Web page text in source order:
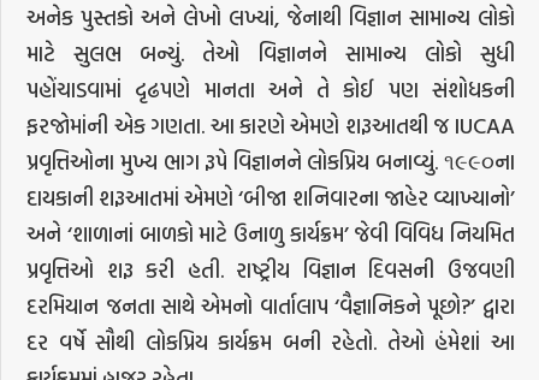
અનેક પુસ્તકો અને લેખો લખ્યાં, જેનાથી વિજ્ઞાન સામાન્ય લોકો
માટે સુલભ બન્યું. તેઓ વિજ્ઞાનને સામાન્ય લોકો સુધી
પહોંચાડવામાં દૃઢપણે માનતા અને તે કોઈ પણ સંશોધકની
ફરજોમાંની એક ગણતા. આ કારણે એમણે શરૂઆતથી જ IUCAA
પ્રવૃત્તિઓના મુખ્ય ભાગ રૂપે વિજ્ઞાનને લોકપ્રિય બનાવ્યું. ૧૯૯૦ના
દાયકાની શરૂઆતમાં એમણે ‘બીજા શનિવારના જાહેર વ્યાખ્યાનો’
અને ‘શાળાનાં બાળકો માટે ઉનાળુ કાર્યક્રમ’ જેવી વિવિધ નિયમિત
પ્રવૃત્તિઓ શરૂ કરી હતી. રાષ્ટ્રીય વિજ્ઞાન દિવસની ઉજવણી
દરમિયાન જનતા સાથે એમનો વાર્તાલાપ ‘વૈજ્ઞાનિકને પૂછો?’ દ્વારા
દર વર્ષે સૌથી લોકપ્રિય કાર્યક્રમ બની રહેતો. તેઓ હંમેશાં આ